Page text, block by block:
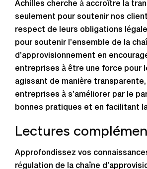
Achilles cherche à accroître la
seulement pour soutenir nos
respect de leurs obligations
pour soutenir l’ensemble de la
d’approvisionnement en
entreprises à être une force pour
agissant de manière
entreprises à s’améliorer par le
bonnes pratiques et en facilitant
Lectures
Approfondissez vos
régulation de la chaîne